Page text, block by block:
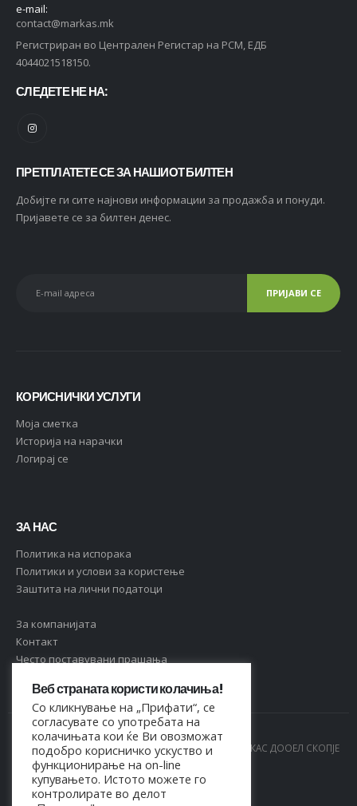
e-mail:
contact@markas.mk
Регистриран во Централен Регистар на РСМ, ЕДБ
4044021518150.
СЛЕДЕТЕ НЕ НА:
ПРЕТПЛАТЕТЕ СЕ ЗА НАШИОТ БИЛТЕН
Добијте ги сите најнови информации за продажба и понуди.
Пријавете се за билтен денес.
КОРИСНИЧКИ УСЛУГИ
Moja сметка
Историја на нарачки
Логирај се
ЗА НАС
Политика на испорака
Политики и услови за користење
Заштита на лични податоци
За компанијата
Контакт
Често поставувани прашања
© Copyright 2021. Сите права се задржани од МАРКАС ДООЕЛ СКОПЈЕ
- 4044021518150
Веб страната користи колачиња!
Со кликнување на „Прифати“, се
согласувате со употребата на
колачињата кои ќе Ви овозможат
подобро корисничко ускуство и
функционирање на on-line
купувањето. Истото можете го
контролирате во делот